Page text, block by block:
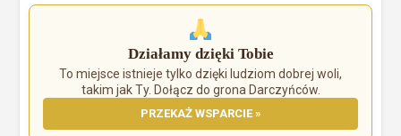
Działamy dzięki Tobie
To miejsce istnieje tylko dzięki ludziom dobrej woli,
takim jak Ty. Dołącz do grona Darczyńców.
PRZEKAŻ WSPARCIE »